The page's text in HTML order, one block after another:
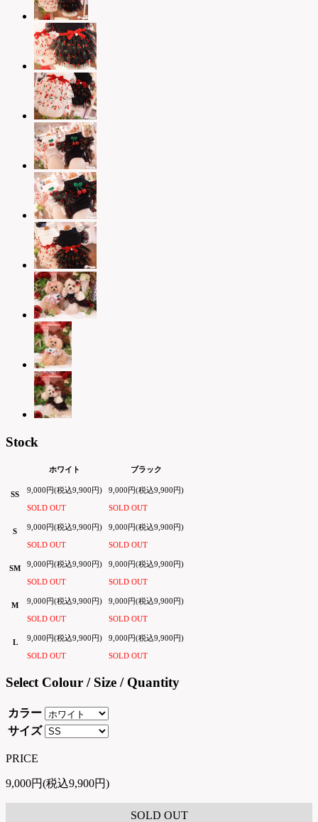
Stock
ホワイト ブラック
SS 9,000円(税込9,900円)
SOLD OUT
9,000円(税込9,900円)
SOLD OUT
S 9,000円(税込9,900円)
SOLD OUT
9,000円(税込9,900円)
SOLD OUT
SM 9,000円(税込9,900円)
SOLD OUT
9,000円(税込9,900円)
SOLD OUT
M 9,000円(税込9,900円)
SOLD OUT
9,000円(税込9,900円)
SOLD OUT
L 9,000円(税込9,900円)
SOLD OUT
9,000円(税込9,900円)
SOLD OUT
Select Colour / Size / Quantity
カラー
サイズ
PRICE
9,000円(税込9,900円)
SOLD OUT